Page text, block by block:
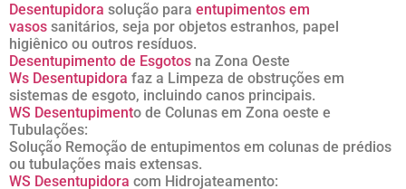
Desentupidora solução para entupimentos em
vasos sanitários, seja por objetos estranhos, papel
higiênico ou outros resíduos.
Desentupimento de Esgotos na Zona Oeste
Ws Desentupidora faz a Limpeza de obstruções em
sistemas de esgoto, incluindo canos principais.
WS Desentupimento de Colunas em Zona oeste e
Tubulações:
Solução Remoção de entupimentos em colunas de prédios
ou tubulações mais extensas.
WS Desentupidora com Hidrojateamento: